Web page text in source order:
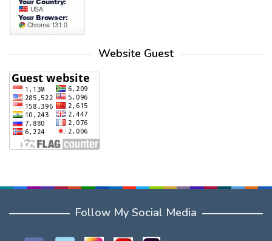
Website Guest
Follow My Social Media